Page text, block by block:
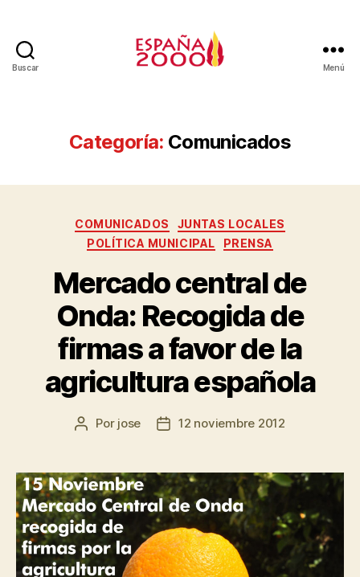
Buscar Menú
Categoría: Comunicados
COMUNICADOS
JUNTAS LOCALES
POLÍTICA MUNICIPAL
PRENSA
Mercado central de
Onda: Recogida de
firmas a favor de la
agricultura española
Por jose 12 noviembre 2012